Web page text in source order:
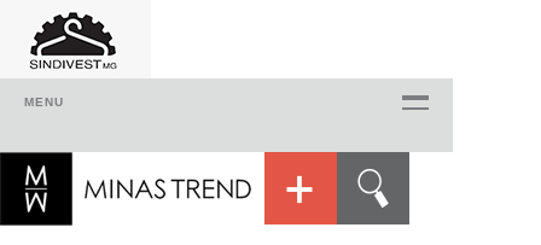
MENU
Home
Quem Somos